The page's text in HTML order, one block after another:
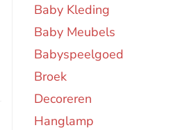
Baby Kleding
Baby Meubels
Babyspeelgoed
Broek
Decoreren
Hanglamp